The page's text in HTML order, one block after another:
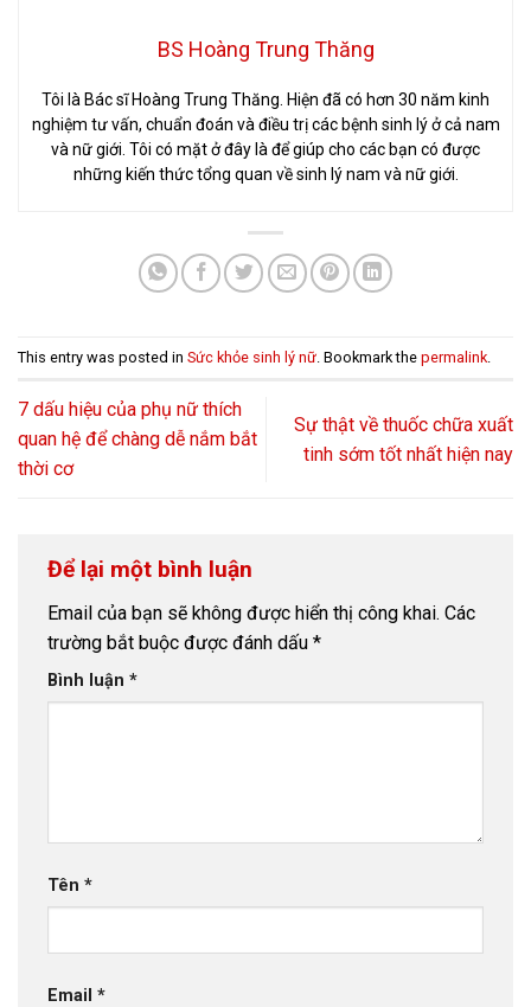
BS Hoàng Trung Thăng
Tôi là Bác sĩ Hoàng Trung Thăng. Hiện đã có hơn 30 năm kinh
nghiệm tư vấn, chuẩn đoán và điều trị các bệnh sinh lý ở cả nam
và nữ giới. Tôi có mặt ở đây là để giúp cho các bạn có được
những kiến thức tổng quan về sinh lý nam và nữ giới.
This entry was posted in Sức khỏe sinh lý nữ . Bookmark the permalink
7 dấu hiệu của phụ nữ thích
quan hệ để chàng dễ nắm bắt
thời cơ
Sự thật về thuốc chữa xuất
tinh sớm tốt nhất hiện nay
Để lại một bình luận
Email của bạn sẽ không được hiển thị công khai. Các
trường bắt buộc được đánh dấu *
Bình luận *
Tên *
Email *